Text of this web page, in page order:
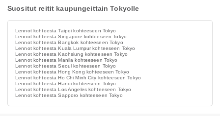
Suositut reitit kaupungeittain Tokyolle
Lennot kohteesta Taipei kohteeseen Tokyo
Lennot kohteesta Singapore kohteeseen Tokyo
Lennot kohteesta Bangkok kohteeseen Tokyo
Lennot kohteesta Kuala Lumpur kohteeseen Tokyo
Lennot kohteesta Kaohsiung kohteeseen Tokyo
Lennot kohteesta Manila kohteeseen Tokyo
Lennot kohteesta Seoul kohteeseen Tokyo
Lennot kohteesta Hong Kong kohteeseen Tokyo
Lennot kohteesta Ho Chi Minh City kohteeseen Tokyo
Lennot kohteesta Hanoi kohteeseen Tokyo
Lennot kohteesta Los Angeles kohteeseen Tokyo
Lennot kohteesta Sapporo kohteeseen Tokyo